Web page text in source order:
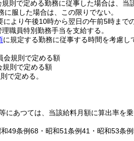
則で定める勤務に従事した場合は、当
に服した場合は、この限りでない。
より午後10時から翌日の午前5時まで
職員特別勤務手当を支給する。
に規定する勤務に従事する時間を考慮し
会規則で定める額
規則で定める額
で定める。
にあつては、当該給料月額に算出率を
49条例68・昭和51条例41・昭和53条